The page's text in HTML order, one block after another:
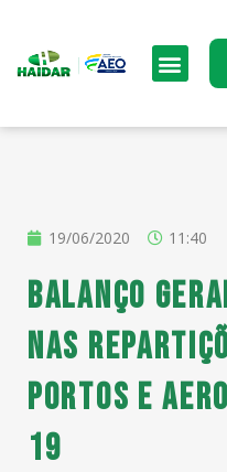
19/06/2020 11:40
Balanço
nas
Portos e
19